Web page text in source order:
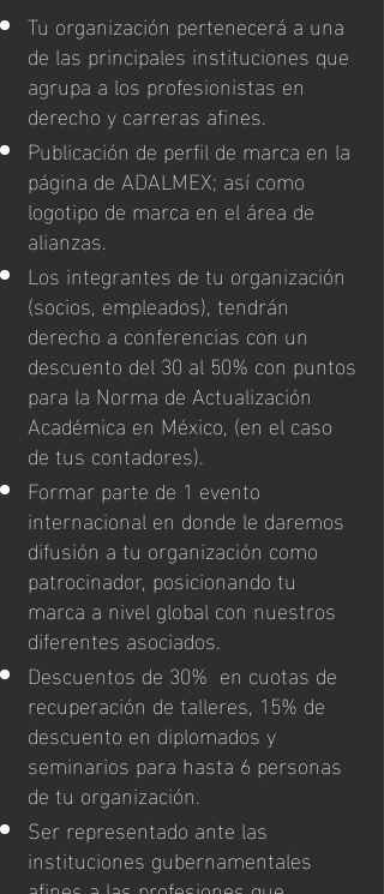
Tu organización pertenecerá a una
de las principales instituciones que
agrupa a los profesionistas en
derecho y carreras afines.
Publicación de perfil de marca en la
página de ADALMEX; así como
logotipo de marca en el área de
alianzas.
Los integrantes de tu organización
(socios, empleados), tendrán
derecho a conferencias con un
descuento del 30 al 50% con puntos
para la Norma de Actualización
Académica en México, (en el caso
de tus contadores).
Formar parte de 1 evento
internacional en donde le daremos
difusión a tu organización como
patrocinador, posicionando tu
marca a nivel global con nuestros
diferentes asociados.
Descuentos de 30% en cuotas de
recuperación de talleres, 15% de
descuento en diplomados y
seminarios para hasta 6 personas
de tu organización.
Ser representado ante las
instituciones gubernamentales